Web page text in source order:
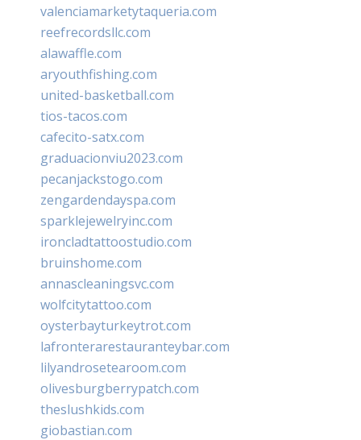
valenciamarketytaqueria.com
reefrecordsllc.com
alawaffle.com
aryouthfishing.com
united-basketball.com
tios-tacos.com
cafecito-satx.com
graduacionviu2023.com
pecanjackstogo.com
zengardendayspa.com
sparklejewelryinc.com
ironcladtattoostudio.com
bruinshome.com
annascleaningsvc.com
wolfcitytattoo.com
oysterbayturkeytrot.com
lafronterarestauranteybar.com
lilyandrosetearoom.com
olivesburgberrypatch.com
theslushkids.com
giobastian.com